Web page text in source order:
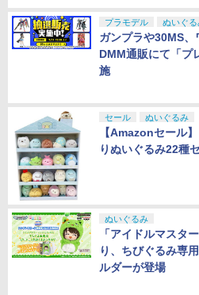
プラモデル ぬいぐる
ガンプラや30MS、
DMM通販にて「プ
施
セール ぬいぐるみ
【Amazonセール
りぬいぐるみ22種
ぬいぐるみ
「アイドルマスタ
り、ちびぐるみ専
ルダーが登場